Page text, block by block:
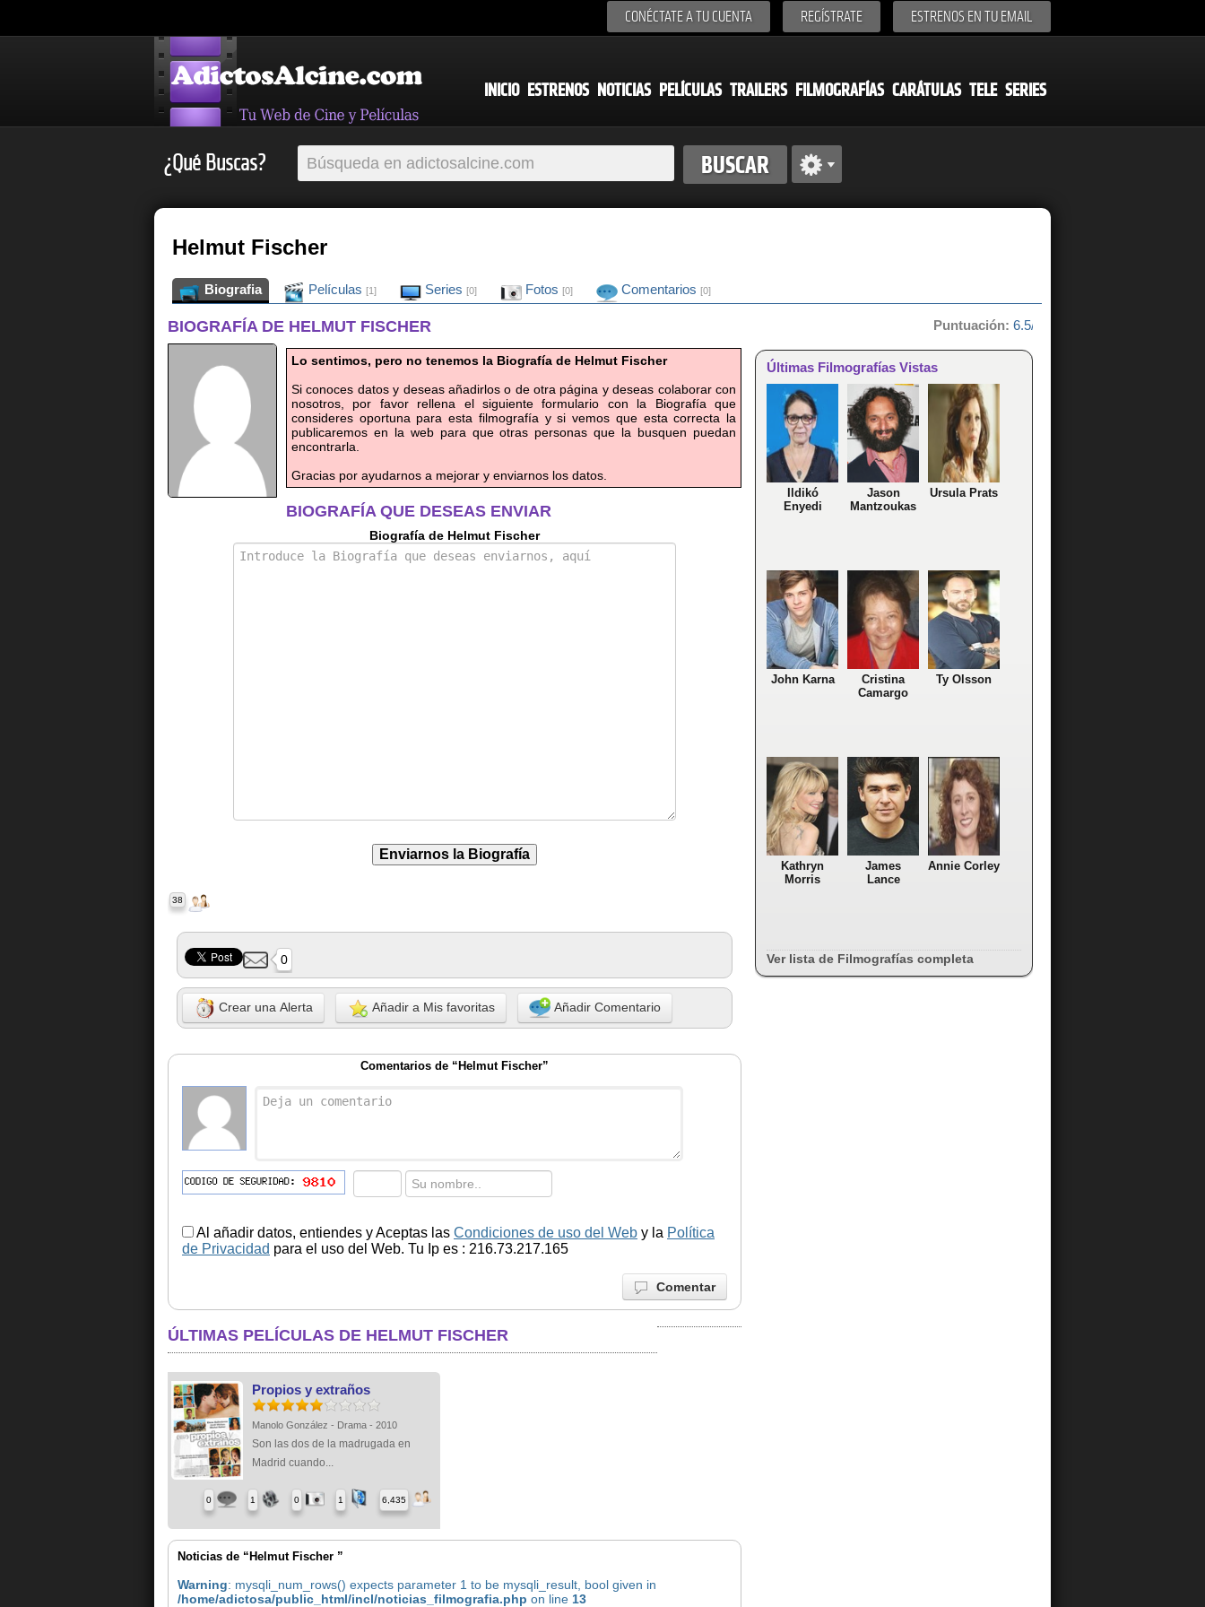
CONÉCTATE A TU CUENTA REGÍSTRATE ESTRENOS EN TU EMAIL
INICIO ESTRENOS NOTICIAS PELÍCULAS TRAILERS FILMOGRAFÍAS CARÁTULAS TELE SERIES
¿Qué Buscas?
Helmut Fischer
Biografia Películas [1] Series [0] Fotos [0] Comentarios [0]
BIOGRAFÍA DE HELMUT FISCHER
Lo sentimos, pero no tenemos la Biografía de Helmut Fischer
Si conoces datos y deseas añadirlos o de otra página y deseas colaborar con
nosotros, por favor rellena el siguiente formulario con la Biografía que
consideres oportuna para esta filmografía y si vemos que esta correcta la
publicaremos en la web para que otras personas que la busquen puedan
encontrarla.
Gracias por ayudarnos a mejorar y enviarnos los datos.
BIOGRAFÍA QUE DESEAS ENVIAR
Biografía de Helmut Fischer
38
0
Crear una Alerta Añadir a Mis favoritas Añadir Comentario
Comentarios de “Helmut Fischer”
Al añadir datos, entiendes y Aceptas las Condiciones de uso del Web y la Política
de Privacidad para el uso del Web. Tu Ip es : 216.73.217.165
Comentar
ÚLTIMAS PELÍCULAS DE HELMUT FISCHER
Propios y extraños
Manolo González - Drama - 2010
Son las dos de la madrugada en
Madrid cuando...
0 1 0 1 6,435
Noticias de “Helmut Fischer ”
Warning: mysqli_num_rows() expects parameter 1 to be mysqli_result, bool given in
/home/adictosa/public_html/incl/noticias_filmografia.php on line 13
Puntuación: 6.5/10 de 2 votos
Últimas Filmografías Vistas
Ildikó
Enyedi
Jason
Mantzoukas
Ursula Prats
John Karna
Cristina
Camargo
Ty Olsson
Kathryn
Morris
James
Lance
Annie Corley
Ver lista de Filmografías completa